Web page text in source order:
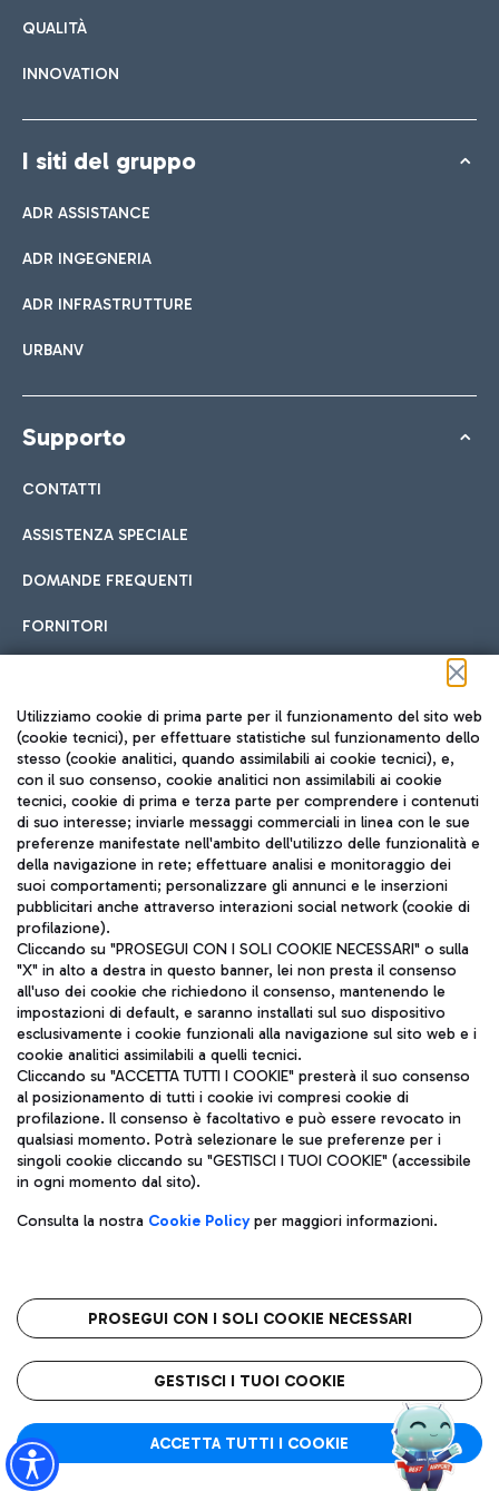
QUALITÀ
INNOVATION
I siti del gruppo
ADR ASSISTANCE
ADR INGEGNERIA
ADR INFRASTRUTTURE
URBANV
Supporto
CONTATTI
ASSISTENZA SPECIALE
DOMANDE FREQUENTI
FORNITORI
Seguici sui social
TRAVEL JOURNAL
ITA
Aeroporti di Roma S.p.A. - Società soggetta a direzione e
coordinamento di Mundys S.p.A.
Codice fiscale e Registro delle Imprese di Roma 13032990155 P.
IVA 06572251004
Capitale sociale 62.224.743,00 int. vers.
Sede legale: Via Pier Paolo Racchetti 1 - 00054 Fiumicino (RM)
telefono +39 06 65951
Privacy policy
Note legali
Roma FCO
L'aeroporto stellato
Utilizziamo cookie di prima parte per il funzionamento del sito web
(cookie tecnici), per effettuare statistiche sul funzionamento dello
stesso (cookie analitici, quando assimilabili ai cookie tecnici), e,
con il suo consenso, cookie analitici non assimilabili ai cookie
tecnici, cookie di prima e terza parte per comprendere i contenuti
di suo interesse; inviarle messaggi commerciali in linea con le sue
preferenze manifestate nell'ambito dell'utilizzo delle funzionalità e
della navigazione in rete; effettuare analisi e monitoraggio dei
suoi comportamenti; personalizzare gli annunci e le inserzioni
pubblicitari anche attraverso interazioni social network (cookie di
profilazione).
Cliccando su "PROSEGUI CON I SOLI COOKIE NECESSARI" o sulla
"X" in alto a destra in questo banner, lei non presta il consenso
all'uso dei cookie che richiedono il consenso, mantenendo le
impostazioni di default, e saranno installati sul suo dispositivo
esclusivamente i cookie funzionali alla navigazione sul sito web e i
cookie analitici assimilabili a quelli tecnici.
Cliccando su "ACCETTA TUTTI I COOKIE" presterà il suo consenso
al posizionamento di tutti i cookie ivi compresi cookie di
profilazione. Il consenso è facoltativo e può essere revocato in
qualsiasi momento. Potrà selezionare le sue preferenze per i
singoli cookie cliccando su "GESTISCI I TUOI COOKIE" (accessibile
in ogni momento dal sito).
Consulta la nostra Cookie Policyper maggiori informazioni.
PROSEGUI CON I SOLI COOKIE NECESSARI
GESTISCI I TUOI COOKIE
ACCETTA TUTTI I COOKIE